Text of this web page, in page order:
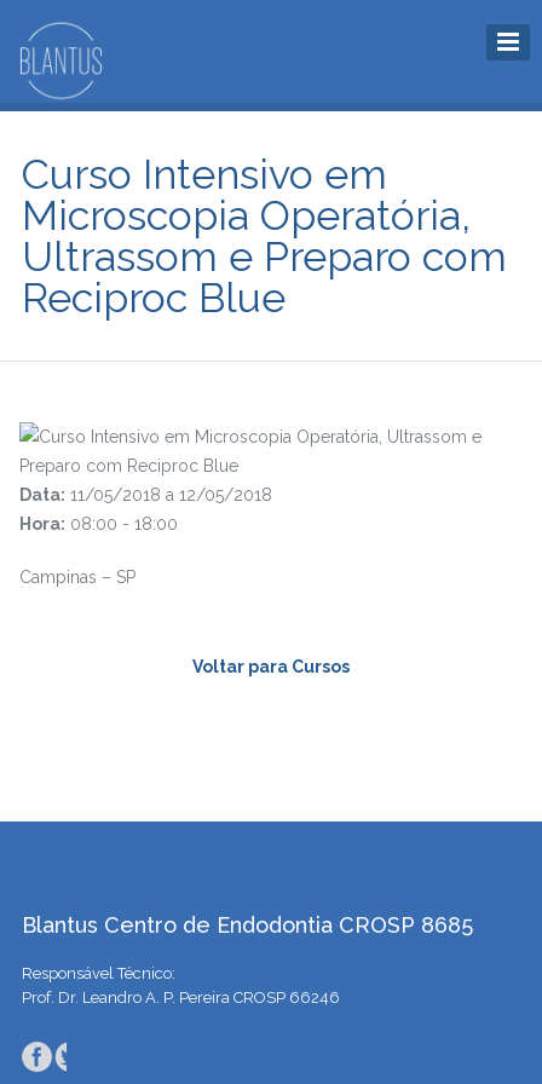
Curso Intensivo em
Microscopia Operatória,
Ultrassom e Preparo com
Reciproc Blue
Data: 11/05/2018 a 12/05/2018
Hora: 08:00 - 18:00
Campinas – SP
Voltar para Cursos
Blantus Centro de Endodontia CROSP 8685
Responsável Técnico:
Prof. Dr. Leandro A. P. Pereira CROSP 66246